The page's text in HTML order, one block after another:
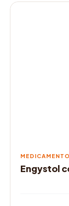
Engystol